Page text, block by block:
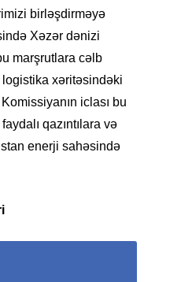
birləşdirməyə
Xəzər dənizi
marşrutlara cəlb
xəritəsindəki
iclası bu
qazıntılara və
enerji sahəsində